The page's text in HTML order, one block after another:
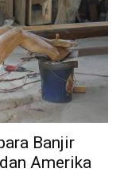
Banjir
Amerika